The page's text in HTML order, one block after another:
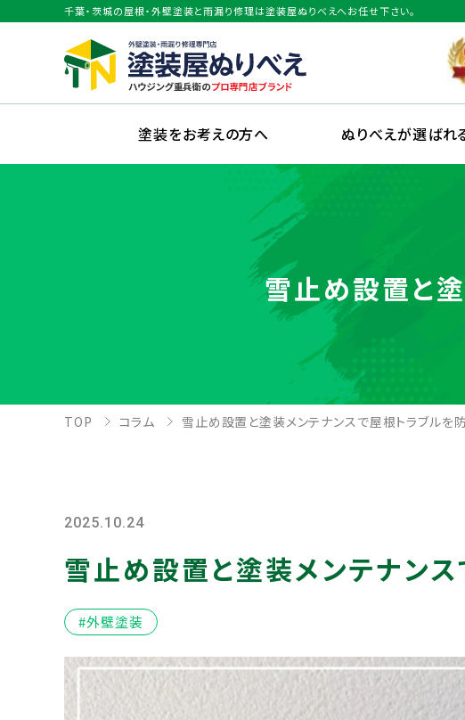
千葉・茨城の屋根・外壁塗装と雨漏り修理は塗装屋ぬりべえへお任せ下さい。
塗装をお考えの方へ ぬりべえが選ばれ
雪止め設置と
TOP コラム 雪止め設置と塗装メンテナンスで屋根トラブルを
2025.10.24
雪止め設置と塗装メンテナン
#外壁塗装